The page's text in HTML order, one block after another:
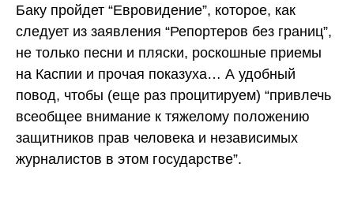
Баку пройдет “Евровидение”, которое, как
следует из заявления “Репортеров без границ”,
не только песни и пляски, роскошные приемы
на Каспии и прочая показуха… А удобный
повод, чтобы (еще раз процитируем) “привлечь
всеобщее внимание к тяжелому положению
защитников прав человека и независимых
журналистов в этом государстве”.